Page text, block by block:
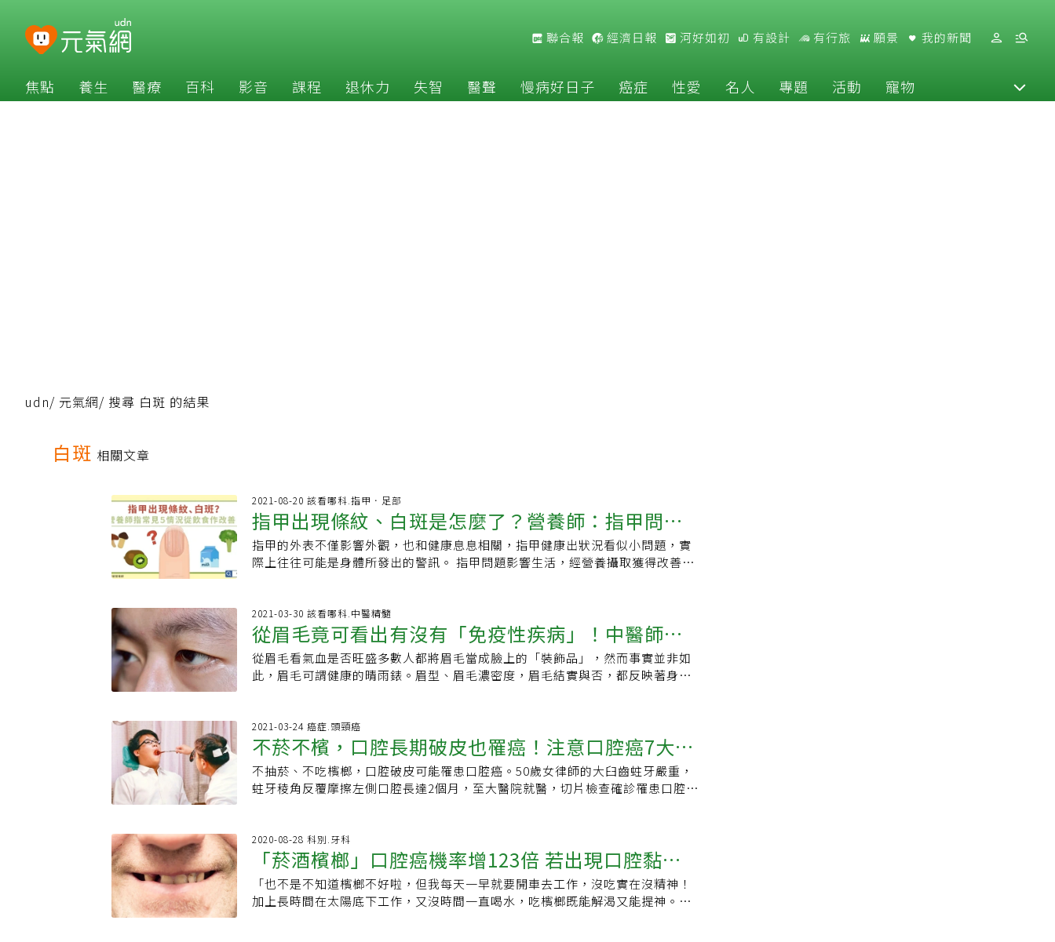
聯合報 經濟日報 河好如初 有設計 有行旅 願景 我的新聞
焦點 養生 醫療 百科 影音 課程 退休力 失智 醫聲 慢病好日子 癌症 性愛 名人 專題 活動 寵物
udn/ 元氣網/ 搜尋 白斑 的結果
白斑 相關文章
2021-08-20 該看哪科.指甲．足部
指甲出現條紋、白斑是怎麼了？營養師：指甲問題
恐增感染風險，這樣吃助改善
指甲的外表不僅影響外觀，也和健康息息相關，指甲健康出狀況看似小問題，實
際上往往可能是身體所發出的警訊。 指甲問題影響生活，經營養攝取獲得改善！
營養師評估後，發現應為鈣和B12缺乏問題，在建議及叮嚀下，媽媽每日補充
500ml的無糖優酪乳及鈣片補充，經兩個月的調整獲得大幅改善。 指甲問題盡早
檢查，未改善恐增感染風險！ 嫚嫚營養師提醒，指甲不健康除了和營養有關，也
有可能增加感染機會，例如腳底、腳趾就可能藏有細菌和黴菌，可能趁機入侵脆
弱的指甲造成感染，不同腳趾的灰趾甲互相傳染就是個常見的例子。 指甲異常可
小問題也應積極改善，以避免後續更多麻煩的健康問題。 發現指甲問題盡早檢
查，這樣吃有助改善！ 除了疾病及感染問題外，嫚嫚營養師也分享５種常見與營
養缺乏相關的指甲狀況，提供給民眾參考，包括了直條凸起細線、白色橫條紋、
出現白斑或白點或是中間粗白線條、指甲凹陷變薄、指甲易脆裂。 直條凸起細
白質也是建造指甲的基本原料，攝取充足才有利正常生長。另外也要補充足夠的
蔬果，增加指甲的抗氧化力及保水力。 白色橫條紋：指甲若出現白色的橫條紋，
常見可能是因為缺鈣或缺菸鹼素所引起，在飲食上就建議多補鈣，例如牛奶、羊
奶、無糖優酪乳、無糖優格、芝麻飲、杏仁奶，建議早晚各喝一杯(240 ml)，而
菸鹼素的補充可從乾香菇、雞肉的里肌肉、鯖魚補充。 白斑、白點、中間粗白線
2021-03-30 該看哪科.中醫精髓
從眉毛竟可看出有沒有「免疫性疾病」！中醫師從7
種眉型判斷你的身體健康
從眉毛看氣血是否旺盛多數人都將眉毛當成臉上的「裝飾品」，然而事實並非如
此，眉毛可謂健康的晴雨錶。眉型、眉毛濃密度，眉毛結實與否，都反映著身體
的性格內向，所有事都壓在心裡，不喜歡和人交流，甚至不和自己的父母交流。
那天不知道為什麼，她在家裡偷偷地流眼淚，媽媽在一旁安慰她，替她擦眼淚，
可是擦著擦著，媽媽發現女兒的眉毛脫落下來。媽媽有些擔心，趕忙帶著她來看
診。我翻開她的眼皮，發現眼皮上有一塊豆粒大小的白斑，我斷定她得的是暈
痣，這是白斑的一種。其實，眉毛脫落，出現白斑，即為氣血不足的早期訊號。
不足。白斑這樣的皮膚病與氣血失調有著密切關係。白斑雖然病在皮毛，但主要
病根為正氣不足、氣陰不足、肝腎虧虛，再加上風邪外侵、客於肌表、脈絡阻
滯，肌膚失去滋養而發展成此病。臨床上治療此病以益氣養陰、疏表散邪、養血
祛風、滋養經絡為主。用純中藥製劑就能夠改善患者的血液循環，調節人體內分
2021-03-24 癌症.頭頸癌
不菸不檳，口腔長期破皮也罹癌！注意口腔癌7大危
險徵兆
不抽菸、不吃檳榔，口腔破皮可能罹患口腔癌。50歲女律師的大臼齒蛀牙嚴重，
蛀牙稜角反覆摩擦左側口腔長達2個月，至大醫院就醫，切片檢查確診罹患口腔
腔癌患者分為二大類型，一類是「免疫系統不佳」，如扁平苔蘚遺傳基因、塑化
劑等環境荷爾蒙影響引起；另一類則是45至65歲的「長期口腔破皮」女性，常見
口腔破皮原因，包括假牙不合、智齒不正、蛀牙稜角摩擦口腔內側等，當口腔黏
膜長期受到刺激，就容易產生病變。據統計，每天吃10到15顆的檳榔持續5年
半，就可能罹患口腔癌。蔡國陽說，檳榔纖維粗糙，長時間嚼食就容易導致口腔
2020-08-28 科別.牙科
「菸酒檳榔」口腔癌機率增123倍 若出現口腔黏膜
僵硬、白斑，要當心！
「也不是不知道檳榔不好啦，但我每天一早就要開車去工作，沒吃實在沒精神！
加上長時間在太陽底下工作，又沒時間一直喝水，吃檳榔既能解渴又能提神。」